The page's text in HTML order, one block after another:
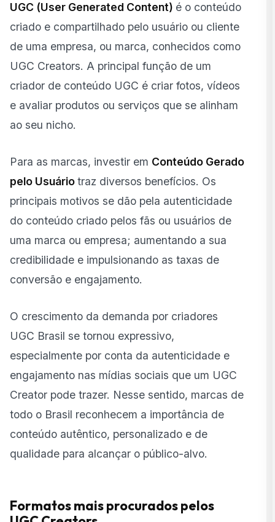
UGC (User Generated Content) é o conteúdo
criado e compartilhado pelo usuário ou cliente
de uma empresa, ou marca, conhecidos como
UGC Creators. A principal função de um
criador de conteúdo UGC é criar fotos, vídeos
e avaliar produtos ou serviços que se alinham
ao seu nicho.
Para as marcas, investir em Conteúdo Gerado
pelo Usuáriotraz diversos benefícios. Os
principais motivos se dão pela autenticidade
do conteúdo criado pelos fãs ou usuários de
uma marca ou empresa; aumentando a sua
credibilidade e impulsionando as taxas de
conversão e engajamento.
O crescimento da demanda por criadores
UGC Brasil se tornou expressivo,
especialmente por conta da autenticidade e
engajamento nas mídias sociais que um UGC
Creator pode trazer. Nesse sentido, marcas de
todo o Brasil reconhecem a importância de
conteúdo autêntico, personalizado e de
qualidade para alcançar o público-alvo.
Formatos mais procurados pelos